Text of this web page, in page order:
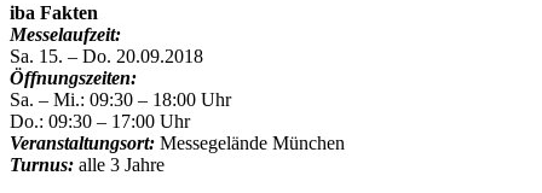
iba Fakten
Messelaufzeit:
Sa. 15. – Do. 20.09.2018
Öffnungszeiten:
Sa. – Mi.: 09:30 – 18:00 Uhr
Do.: 09:30 – 17:00 Uhr
Veranstaltungsort: Messegelände München
Turnus: alle 3 Jahre